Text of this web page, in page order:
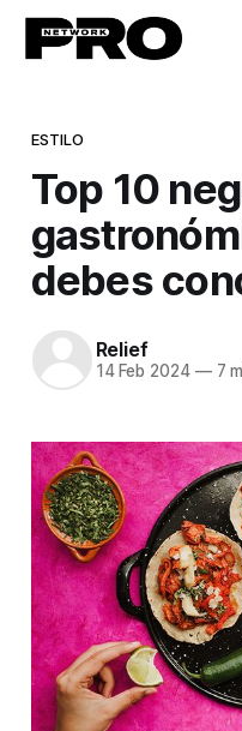
ESTILO
Top 10
debes
Relief
14 Feb 2024 —7